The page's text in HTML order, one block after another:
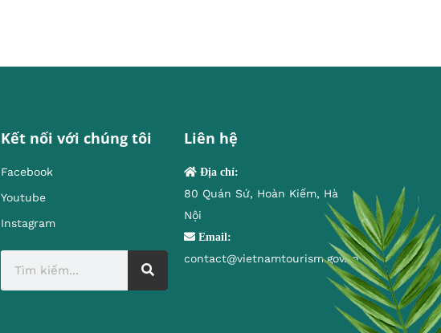
Kết nối với chúng tôi
Facebook
Youtube
Instagram
Liên hệ
Địa chỉ:
80 Quán Sứ, Hoàn Kiếm, Hà
Nội
Email:
contact@vietnamtourism.gov.vn